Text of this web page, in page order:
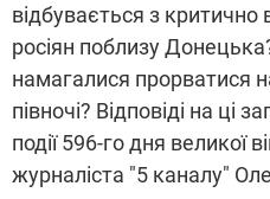
відбувається з
росіян поблизу
намагалися прорватися
півночі? Відповіді на ці
події 596-го дня великої
журналіста "5 каналу"